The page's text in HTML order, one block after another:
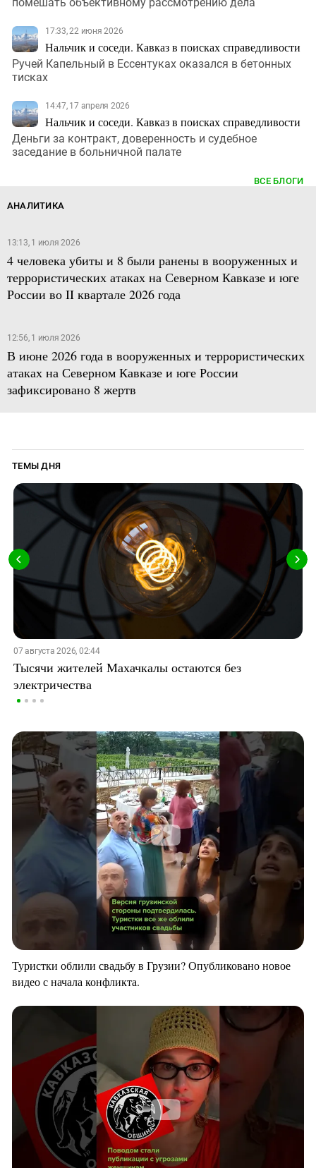
17:33, 22 июня 2026
Нальчик и соседи. Кавказ в поисках справедливости
Ручей Капельный в Ессентуках оказался в бетонных
тисках
14:47, 17 апреля 2026
Нальчик и соседи. Кавказ в поисках справедливости
Деньги за контракт, доверенность и судебное
заседание в больничной палате
ВСЕ БЛОГИ
АНАЛИТИКА
13:13, 1 июля 2026
4 человека убиты и 8 были ранены в вооруженных и
террористических атаках на Северном Кавказе и юге
России во II квартале 2026 года
12:56, 1 июля 2026
В июне 2026 года в вооруженных и террористических
атаках на Северном Кавказе и юге России
зафиксировано 8 жертв
ТЕМЫ ДНЯ
07 августа 2026, 02:44
Тысячи жителей Махачкалы остаются без
электричества
Туристки облили свадьбу в Грузии? Опубликовано новое
видео с начала конфликта.